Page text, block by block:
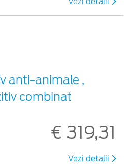
anti-animale ,
combinat
€ 319,31
Vezi detalii